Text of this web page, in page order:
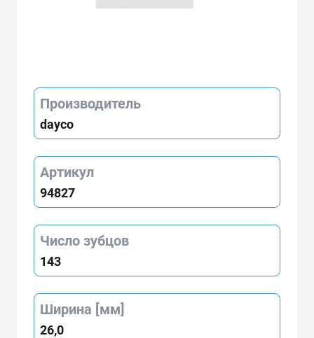
Производитель
dayco
Артикул
94827
Число зубцов
143
Ширина [мм]
26,0